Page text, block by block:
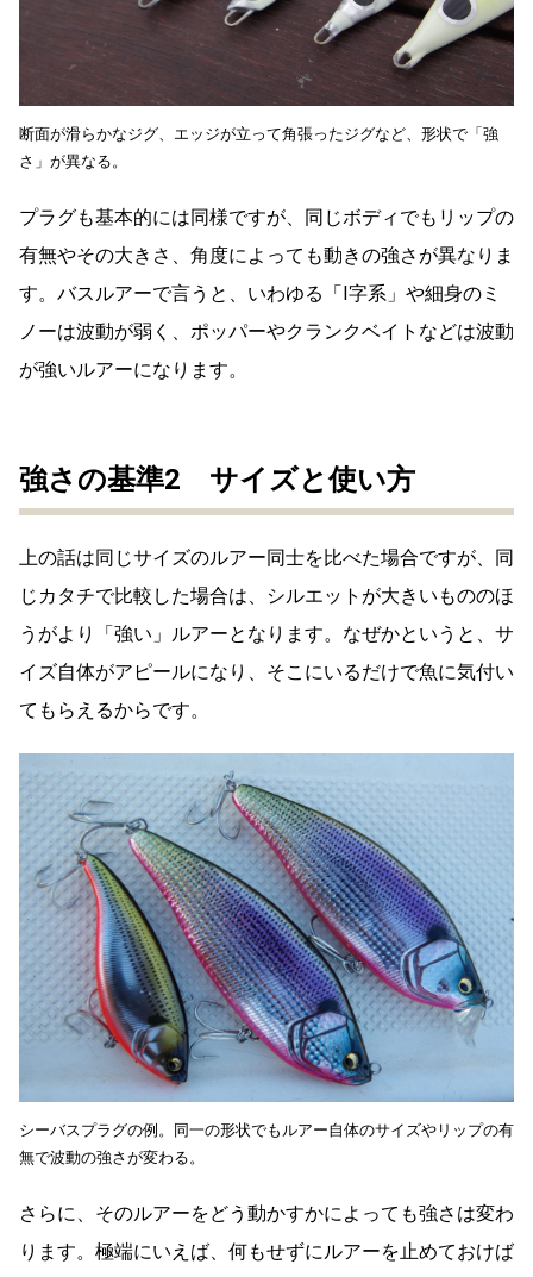
断面が滑らかなジグ、エッジが立って角張ったジグなど、形状で「強
さ」が異なる。
プラグも基本的には同様ですが、同じボディでもリップの
有無やその大きさ、角度によっても動きの強さが異なりま
す。バスルアーで言うと、いわゆる「I字系」や細身のミ
ノーは波動が弱く、ポッパーやクランクベイトなどは波動
が強いルアーになります。
強さの基準2 サイズと使い方
上の話は同じサイズのルアー同士を比べた場合ですが、同
じカタチで比較した場合は、シルエットが大きいもののほ
うがより「強い」ルアーとなります。なぜかというと、サ
イズ自体がアピールになり、そこにいるだけで魚に気付い
てもらえるからです。
シーバスプラグの例。同一の形状でもルアー自体のサイズやリップの有
無で波動の強さが変わる。
さらに、そのルアーをどう動かすかによっても強さは変わ
ります。極端にいえば、何もせずにルアーを止めておけば